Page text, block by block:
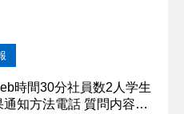
時間30分社員数2人学生
知方法電話 質問内容・